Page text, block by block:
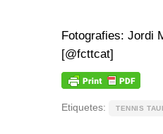
Fotografies: Jordi
[@fcttcat]
Etiquetes: TENNIS